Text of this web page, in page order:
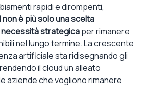
rapidi e dirompenti,
non è più solo una scelta
strategicaper rimanere
nel lungo termine. La crescente
artificiale sta ridisegnando gli
il cloud un alleato
aziende che vogliono rimanere